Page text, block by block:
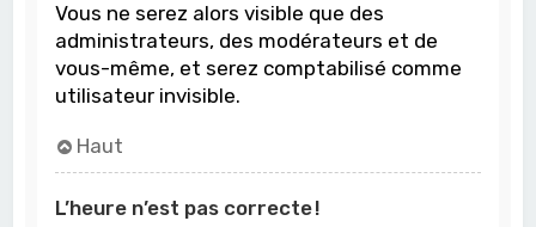
Vous ne serez alors visible que des
administrateurs, des modérateurs et de
vous-même, et serez comptabilisé comme
utilisateur invisible.
Haut
L’heure n’est pas correcte !